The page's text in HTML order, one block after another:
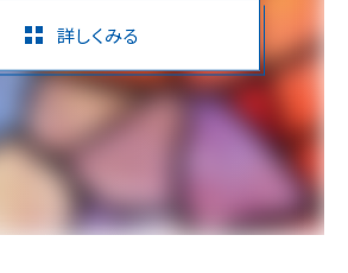
詳しくみる